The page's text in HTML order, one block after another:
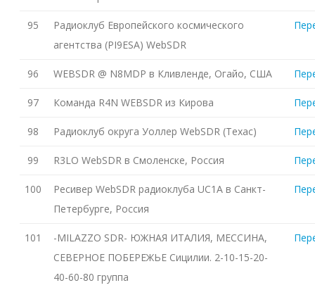
95
Радиоклуб Европейского космического
агентства (PI9ESA) WebSDR
96 WEBSDR @ N8MDP в Кливленде, Огайо, США
97 Команда R4N WEBSDR из Кирова
98 Радиоклуб округа Уоллер WebSDR (Техас)
99 R3LO WebSDR в Смоленске, Россия
100
Ресивер WebSDR радиоклуба UC1A в Санкт-
Петербурге, Россия
101
-MILAZZO SDR- ЮЖНАЯ ИТАЛИЯ, МЕССИНА,
СЕВЕРНОЕ ПОБЕРЕЖЬЕ Сицилии. 2-10-15-20-
40-60-80 группа